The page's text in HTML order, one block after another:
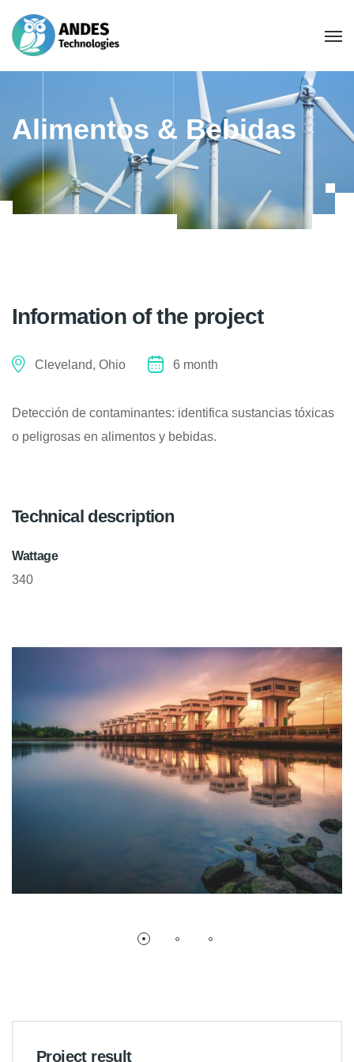
Alimentos & Bebidas
Information of the project
Cleveland, Ohio 6 month
Detección de contaminantes: identifica sustancias tóxicas
o peligrosas en alimentos y bebidas.
Technical description
Wattage
340
Project result